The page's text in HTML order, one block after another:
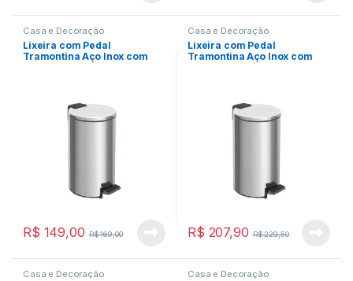
Casa e Decoração
Lixeira com Pedal
Tramontina Aço Inox com
R$ 149,00 R$169,00
Casa e Decoração
Lixeira com Pedal
Tramontina Aço Inox com
R$ 207,90 R$229,50
Casa e Decoração Casa e Decoração